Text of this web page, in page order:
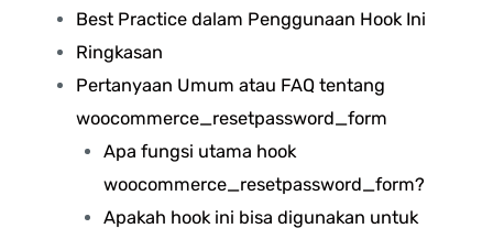
Best Practice dalam Penggunaan Hook Ini
Ringkasan
Pertanyaan Umum atau FAQ tentang
woocommerce_resetpassword_form
Apa fungsi utama hook
woocommerce_resetpassword_form?
Apakah hook ini bisa digunakan untuk